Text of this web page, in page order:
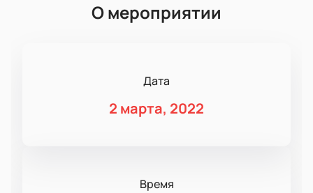
О мероприятии
Дата
2 марта, 2022
Время